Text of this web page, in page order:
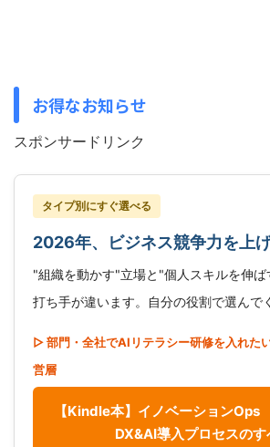
お得なお知らせ
スポンサードリンク
タイプ別にすぐ選べる
2026年、ビジネス競争力を上
"組織を動かす"立場と"個人スキルを伸
打ち手が違います。自分の役割で選んで
▷ 部門・全社でAIリテラシー研修を入れた
営層
【Kindle本】イノベーション
DX&AI導入プロセスのす